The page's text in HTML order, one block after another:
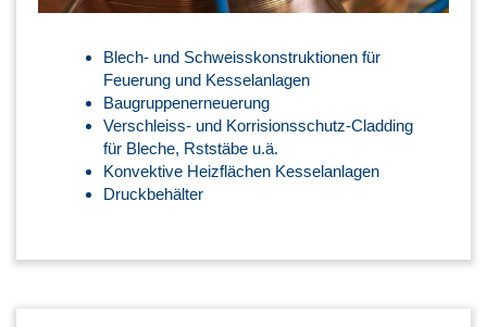
Blech- und Schweisskonstruktionen für
Feuerung und Kesselanlagen
Baugruppenerneuerung
Verschleiss- und Korrisionsschutz-Cladding
für Bleche, Rststäbe u.ä.
Konvektive Heizflächen Kesselanlagen
Druckbehälter